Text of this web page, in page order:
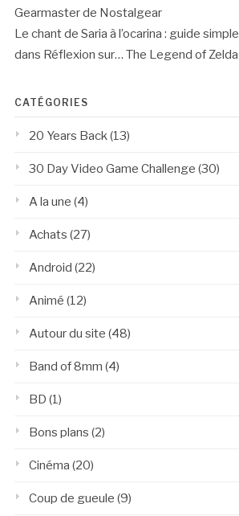
Gearmaster de Nostalgear
Le chant de Saria à l’ocarina : guide simple
dans Réflexion sur… The Legend of Zelda
CATÉGORIES
20 Years Back (13)
30 Day Video Game Challenge (30)
A la une (4)
Achats (27)
Android (22)
Animé (12)
Autour du site (48)
Band of 8mm (4)
BD (1)
Bons plans (2)
Cinéma (20)
Coup de gueule (9)